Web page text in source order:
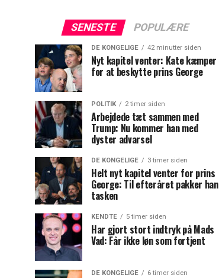
SENESTE POPULÆRE
DE KONGELIGE 42 minutter siden
Nyt kapitel venter: Kate kæmper
for at beskytte prins George
POLITIK 2 timer siden
Arbejdede tæt sammen med
Trump: Nu kommer han med
dyster advarsel
DE KONGELIGE 3 timer siden
Helt nyt kapitel venter for prins
George: Til efteråret pakker han
tasken
KENDTE 5 timer siden
Har gjort stort indtryk på Mads
Vad: Får ikke løn som fortjent
DE KONGELIGE 6 timer siden